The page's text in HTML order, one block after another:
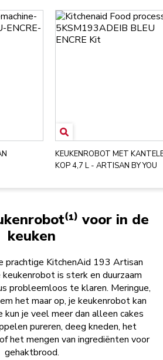
KEUKENROBOT MET
KOP 4,7 L - ARTISAN BY YOU
voor in de
keuken
prachtige KitchenAid 193 Artisan
is sterk en duurzaam
probleemloos te klaren. Meringue,
het maar op, je keukenrobot kan
kun je veel meer dan alleen cakes
pureren, deeg kneden, het
het mengen van ingrediënten voor
gehaktbrood.